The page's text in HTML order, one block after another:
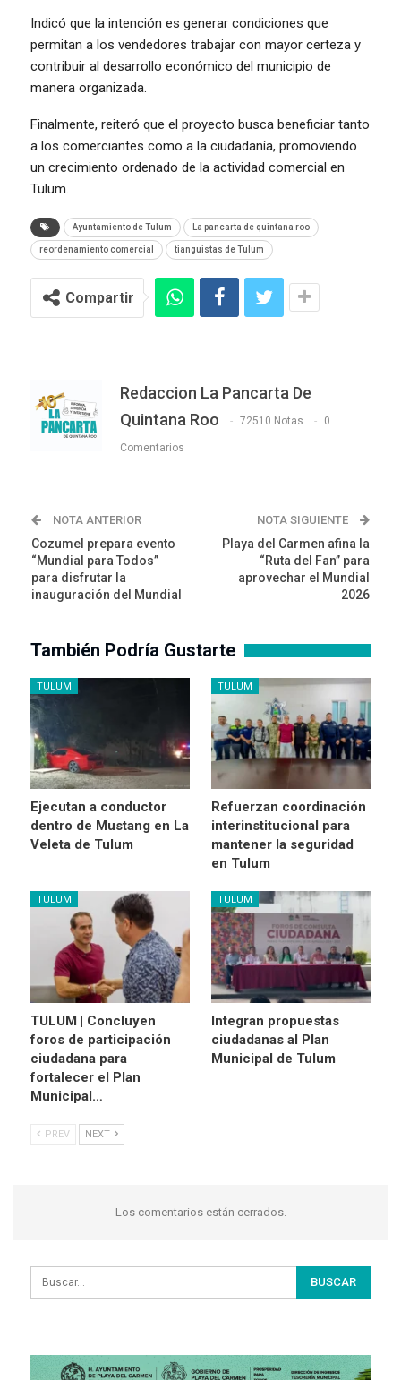
Indicó que la intención es generar condiciones que
permitan a los vendedores trabajar con mayor certeza y
contribuir al desarrollo económico del municipio de
manera organizada.
Finalmente, reiteró que el proyecto busca beneficiar tanto
a los comerciantes como a la ciudadanía, promoviendo
un crecimiento ordenado de la actividad comercial en
Tulum.
Ayuntamiento de Tulum La pancarta de quintana roo
reordenamiento comercial tianguistas de Tulum
Compartir
Redaccion La Pancarta De
Quintana Roo
72510 Notas 0
Comentarios
NOTA ANTERIOR
Cozumel prepara evento
“Mundial para Todos”
para disfrutar la
inauguración del Mundial
NOTA SIGUIENTE
Playa del Carmen afina la
“Ruta del Fan” para
aprovechar el Mundial
2026
También Podría Gustarte
TULUM
Ejecutan a conductor
dentro de Mustang en La
Veleta de Tulum
TULUM
Refuerzan coordinación
interinstitucional para
mantener la seguridad
en Tulum
TULUM
TULUM | Concluyen
foros de participación
ciudadana para
fortalecer el Plan
Municipal…
TULUM
Integran propuestas
ciudadanas al Plan
Municipal de Tulum
PREV NEXT
Los comentarios están cerrados.